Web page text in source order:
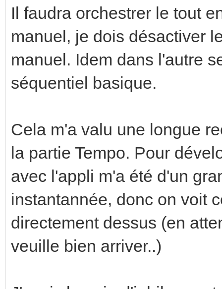
Il faudra orchestrer le tout
manuel, je dois désactiver
manuel. Idem dans l'autre
séquentiel basique.
Cela m'a valu une longue
la partie Tempo. Pour
avec l'appli m'a été d'un
instantannée, donc on voit
directement dessus (en
veuille bien arriver..)